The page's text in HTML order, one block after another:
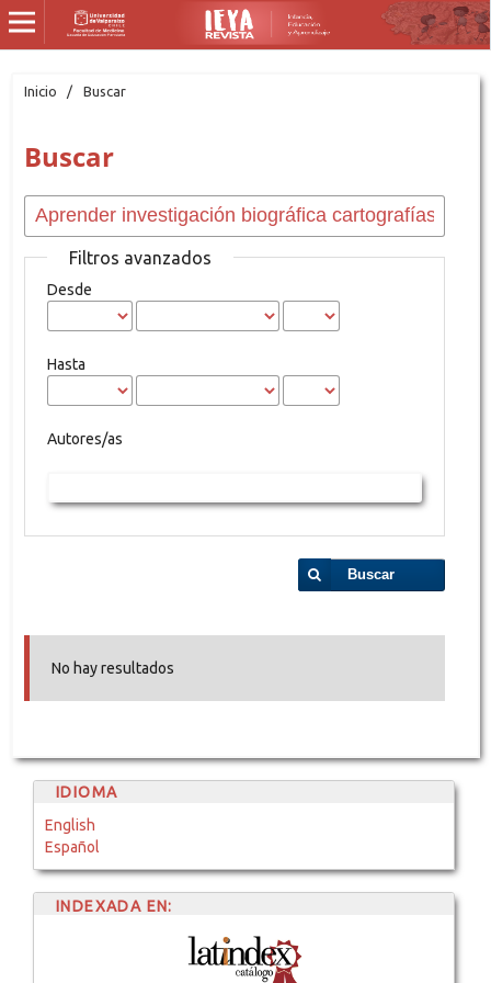
Inicio / Buscar
Buscar
Filtros avanzados
Desde
Hasta
Autores/as
Buscar
No hay resultados
IDIOMA
English
Español
INDEXADA EN: